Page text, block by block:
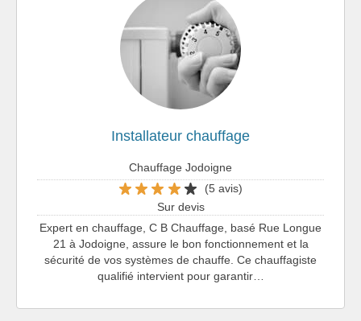
Installateur chauffage
Chauffage Jodoigne
(5 avis)
Sur devis
Expert en chauffage, C B Chauffage, basé Rue Longue
21 à Jodoigne, assure le bon fonctionnement et la
sécurité de vos systèmes de chauffe. Ce chauffagiste
qualifié intervient pour garantir…